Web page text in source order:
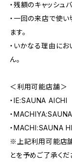
・残額のキャッシュ
・一回の来店で使
ます。
・いかなる理由に
ん。
＜利用可能店舗＞
・IE:SAUNA AICHI
・
・MACHI:SAUNA
※上記利用可能店
とを予めご了承くだ